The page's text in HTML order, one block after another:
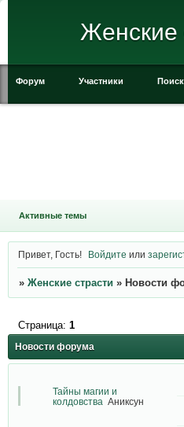
Женские
Форум Участники Поиск
Активные темы
Привет, Гость! Войдите или
» Женские страсти » Новости
Новости форума
Страница: 1
Тайны магии и
колдовства Аниксун